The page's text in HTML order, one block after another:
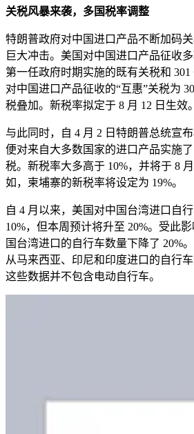
关税风暴来袭，多国税率调整
特朗普政府对中国进口产品不断加码
巨大冲击。美国对中国进口产品征收
第一任政府时期实施的既有关税和
对中国进口产品征收的“互惠”关税为
税叠加。新税率拟定于 8 月 12 日生效。
与此同时，自 4 月 2 日特朗普总统宣
便对来自大多数国家的进口产品实施
税。新税率大多高于 10%，并将于 8
如，柬埔寨的新税率将设定为 19%。
自 4 月以来，美国对中国台湾进口自
10%，但本周预计将升至 20%。受此
国台湾进口的自行车数量下降了 20%
从马来西亚、印尼和印度进口的自行
这些数据并不包含电动自行车。